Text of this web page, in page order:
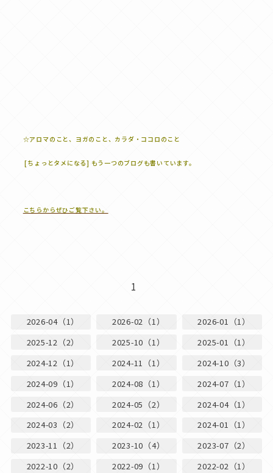
☆アロマのこと、ヨガのこと、カラダ・ココロのこと
[ちょっとタメになる] もう一つのブログも書いています。
こちらからぜひご覧下さい。
1
2026-04（1） 2026-02（1）
2026-01（1）
2025-12（2）
2025-10（1）
2025-01（1）
2024-12（1）
2024-11（1）
2024-10（3）
2024-09（1）
2024-08（1）
2024-07（1）
2024-06（2）
2024-05（2）
2024-04（1）
2024-03（2）
2024-02（1）
2024-01（1）
2023-11（2）
2023-10（4）
2023-07（2）
2022-10（2）
2022-09（1）
2022-02（1）